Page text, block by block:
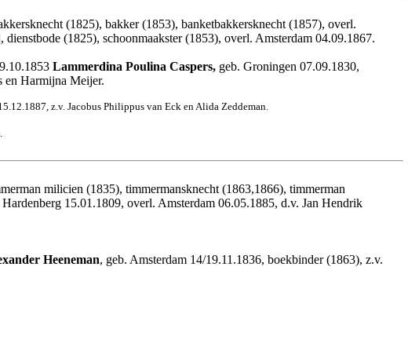
(1825), bakker (1853), banketbakkersknecht (1857), overl.
(1825), schoonmaakster (1853), overl. Amsterdam 04.09.1867.
Lammerdina Poulina Caspers, geb. Groningen 07.09.1830,
en Harmijna Meijer.
z.v. Jacobus Philippus van Eck en Alida Zeddeman.
milicien (1835), timmermansknecht (1863,1866), timmerman
15.01.1809, overl. Amsterdam 06.05.1885, d.v. Jan Hendrik
Heeneman, geb. Amsterdam 14/19.11.1836, boekbinder (1863), z.v.